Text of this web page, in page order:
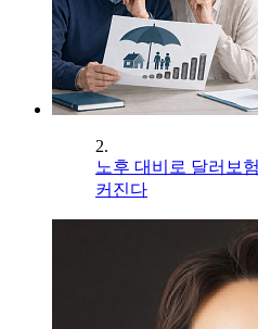
2.
노후 대비로 달러보
커진다